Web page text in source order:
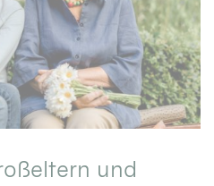
und